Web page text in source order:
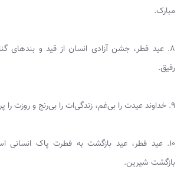
مبارک.
۸. عید فطر، جشن آزادی انسان از قید و بندهای
رفیق.
۹. خداوند عیدت را بی‌غم، زندگی‌ات را بی‌رنج و روزت را پر از شادی کند.
۱۰. عید فطر، عید بازگشت به فطرت پاک انسانی
بازگشت شیرین.